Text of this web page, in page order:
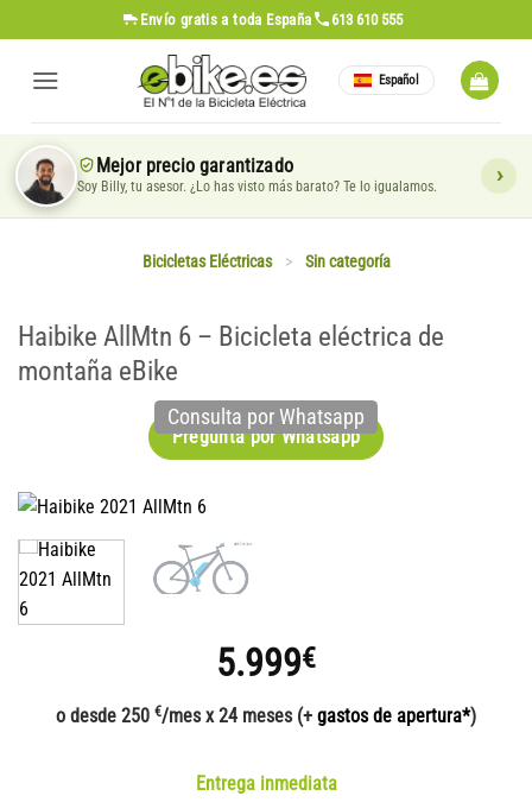
al
contenido
Envío gratis a toda España 613 610 555
Español
Mejor precio garantizado
Soy Billy, tu asesor. ¿Lo has visto más barato? Te lo igualamos.
Bicicletas Eléctricas > Sin categoría
Haibike AllMtn 6 – Bicicleta eléctrica de
montaña eBike
Pregunta por Whatsapp
Consulta por Whatsapp
5.999€
o desde 250 €/mes x 24 meses (+ gastos de apertura*)
Entrega inmediata